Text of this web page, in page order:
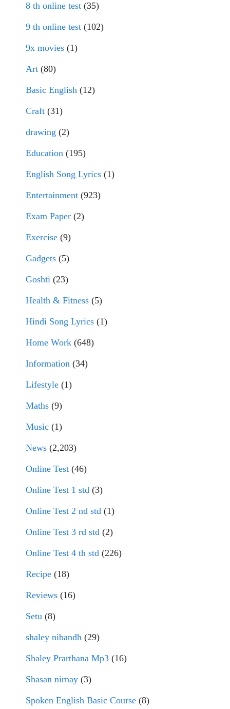
8 th online test (35)
9 th online test (102)
9x movies (1)
Art (80)
Basic English (12)
Craft (31)
drawing (2)
Education (195)
English Song Lyrics (1)
Entertainment (923)
Exam Paper (2)
Exercise (9)
Gadgets (5)
Goshti (23)
Health & Fitness (5)
Hindi Song Lyrics (1)
Home Work (648)
Information (34)
Lifestyle (1)
Maths (9)
Music (1)
News (2,203)
Online Test (46)
Online Test 1 std (3)
Online Test 2 nd std (1)
Online Test 3 rd std (2)
Online Test 4 th std (226)
Recipe (18)
Reviews (16)
Setu (8)
shaley nibandh (29)
Shaley Prarthana Mp3 (16)
Shasan nirnay (3)
Spoken English Basic Course (8)